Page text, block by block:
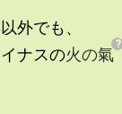
外でも、
ナスの火の氣